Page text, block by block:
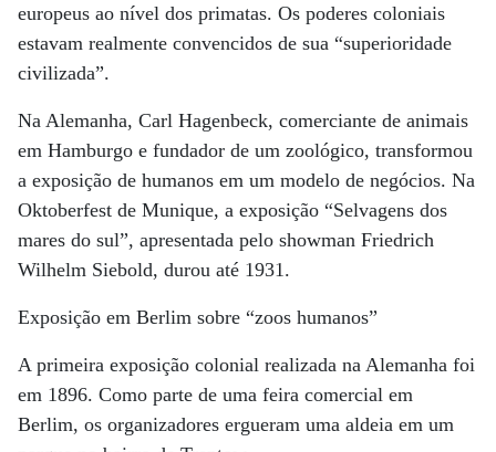
europeus ao nível dos primatas. Os poderes coloniais
estavam realmente convencidos de sua “superioridade
civilizada”.
Na Alemanha, Carl Hagenbeck, comerciante de animais
em Hamburgo e fundador de um zoológico, transformou
a exposição de humanos em um modelo de negócios. Na
Oktoberfest de Munique, a exposição “Selvagens dos
mares do sul”, apresentada pelo showman Friedrich
Wilhelm Siebold, durou até 1931.
Exposição em Berlim sobre “zoos humanos”
A primeira exposição colonial realizada na Alemanha foi
em 1896. Como parte de uma feira comercial em
Berlim, os organizadores ergueram uma aldeia em um